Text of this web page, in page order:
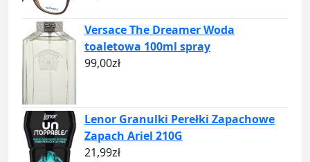
Versace The Dreamer Woda
toaletowa 100ml spray
99,00zł
Lenor Granulki Perełki Zapachowe
Zapach Ariel 210G
21,99zł